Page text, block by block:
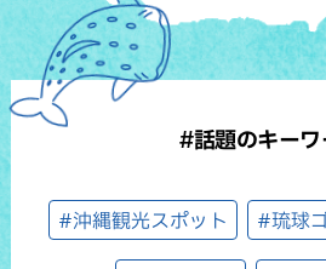
#話題のキーワ
#沖縄観光スポット #琉球